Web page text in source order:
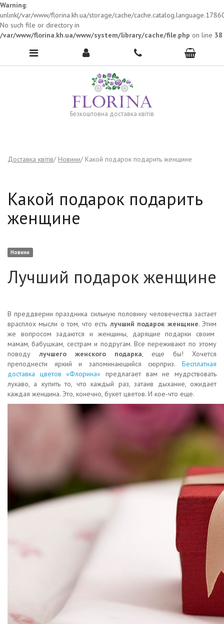
Warning:
unlink(/var/www/florina.kh.ua/storage/cache/
No such file or directory in
/var/www/florina.kh.ua/www/system/library/cache/file.php on line 38
Безкоштовна доставка квітів
To open the menu, click here →
Доставка квітів Новини Какой подарок подарить женщине
Какой подарок подарить
женщине
Новини
Лучший подарок женщине
В преддверии праздника сильную половину человечества застает
врасплох мысли о том, что есть лучший подарок женщине. Этим
же вопросом задаются и женщины, дарящие подарки своим
мамам, бабушкам, сестрам и подругам. Все переживают по этому
поводу лучшего женского подарка, еще бы! Хочется
преподнести яркий и запоминающийся сюрприз. Бесплатная
доставка цветов «Флорина» предлагает вам не мудрствовать
лукаво, а купить то, что каждый раз, затаив дыхание, ожидает
каждая женщина. Это, конечно, букет цветов. И кое-что еще.